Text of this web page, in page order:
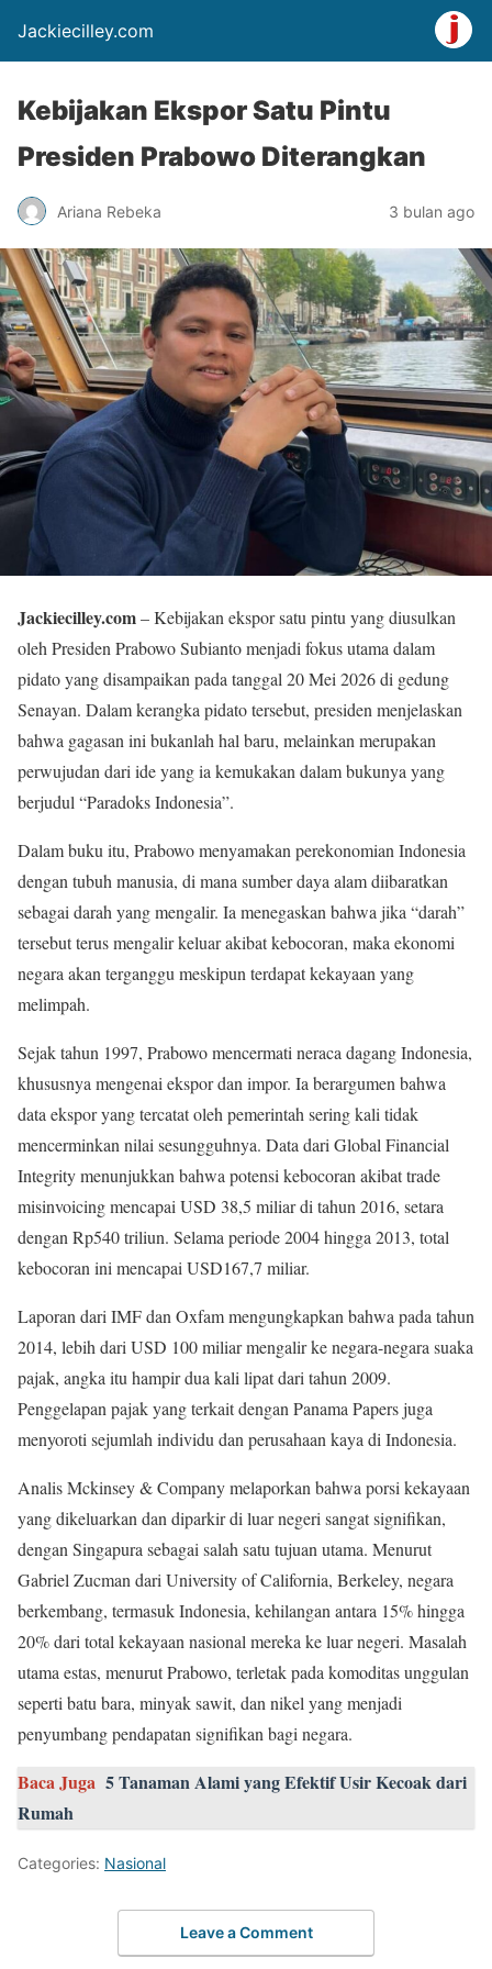
Jackiecilley.com
Kebijakan Ekspor Satu Pintu
Presiden Prabowo Diterangkan
Ariana Rebeka 3 bulan ago
Jackiecilley.com– Kebijakan ekspor satu pintu yang diusulkan
oleh Presiden Prabowo Subianto menjadi fokus utama dalam
pidato yang disampaikan pada tanggal 20 Mei 2026 di gedung
Senayan. Dalam kerangka pidato tersebut, presiden menjelaskan
bahwa gagasan ini bukanlah hal baru, melainkan merupakan
perwujudan dari ide yang ia kemukakan dalam bukunya yang
berjudul “Paradoks Indonesia”.
Dalam buku itu, Prabowo menyamakan perekonomian Indonesia
dengan tubuh manusia, di mana sumber daya alam diibaratkan
sebagai darah yang mengalir. Ia menegaskan bahwa jika “darah”
tersebut terus mengalir keluar akibat kebocoran, maka ekonomi
negara akan terganggu meskipun terdapat kekayaan yang
melimpah.
Sejak tahun 1997, Prabowo mencermati neraca dagang Indonesia,
khususnya mengenai ekspor dan impor. Ia berargumen bahwa
data ekspor yang tercatat oleh pemerintah sering kali tidak
mencerminkan nilai sesungguhnya. Data dari Global Financial
Integrity menunjukkan bahwa potensi kebocoran akibat trade
misinvoicing mencapai USD 38,5 miliar di tahun 2016, setara
dengan Rp540 triliun. Selama periode 2004 hingga 2013, total
kebocoran ini mencapai USD167,7 miliar.
Laporan dari IMF dan Oxfam mengungkapkan bahwa pada tahun
2014, lebih dari USD 100 miliar mengalir ke negara-negara suaka
pajak, angka itu hampir dua kali lipat dari tahun 2009.
Penggelapan pajak yang terkait dengan Panama Papers juga
menyoroti sejumlah individu dan perusahaan kaya di Indonesia.
Analis Mckinsey & Company melaporkan bahwa porsi kekayaan
yang dikeluarkan dan diparkir di luar negeri sangat signifikan,
dengan Singapura sebagai salah satu tujuan utama. Menurut
Gabriel Zucman dari University of California, Berkeley, negara
berkembang, termasuk Indonesia, kehilangan antara 15% hingga
20% dari total kekayaan nasional mereka ke luar negeri. Masalah
utama estas, menurut Prabowo, terletak pada komoditas unggulan
seperti batu bara, minyak sawit, dan nikel yang menjadi
penyumbang pendapatan signifikan bagi negara.
Baca Juga 5 Tanaman Alami yang Efektif Usir Kecoak dari
Rumah
Categories: Nasional
Leave a Comment